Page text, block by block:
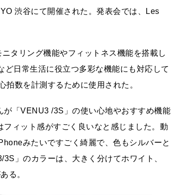
渋谷にて開催された。発表会では、Les
タリング機能やフィットネス機能を搭載し
日常生活に役⽴つ多彩な機能にも対応して
数を計測するために使用された。
が「VENU3 /3S」の使い心地やおすすめ機能
ィット感がすごく良いなと感じました。動
みたいですごく綺麗で、色もシルバーと
」のカラーは、大きく分けてホワイト、
る。